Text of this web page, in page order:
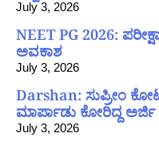
July 3, 2026
NEET PG 2026:
ಅವಕಾಶ
July 3, 2026
Darshan: ಸುಪ್ರೀಂ
ಮಾರ್ಪಾಡು ಕೋರಿದ್ದ
July 3, 2026